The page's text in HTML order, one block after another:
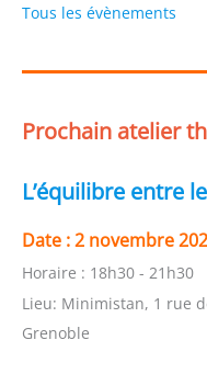
Tous les évènements
Prochain atelier
L’équilibre entre
Date :2 novembre
Horaire : 18h30 - 21h30
Lieu: Minimistan, 1 rue
Grenoble